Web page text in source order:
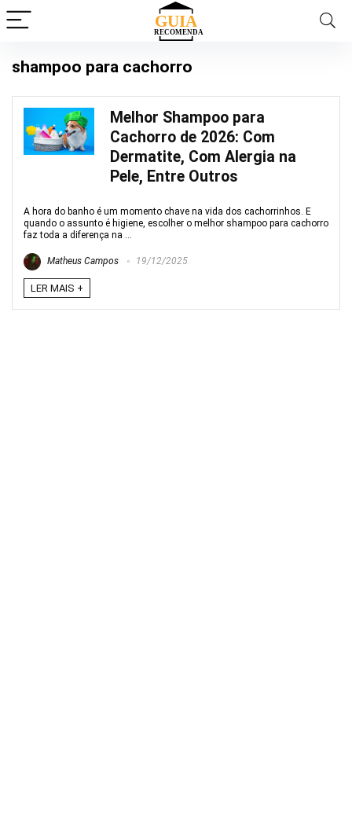
shampoo para cachorro
Melhor Shampoo para
Cachorro de 2026: Com
Dermatite, Com Alergia na
Pele, Entre Outros
A hora do banho é um momento chave na vida dos cachorrinhos. E
quando o assunto é higiene, escolher o melhor shampoo para cachorro
faz toda a diferença na ...
Matheus Campos 19/12/2025
LER MAIS +